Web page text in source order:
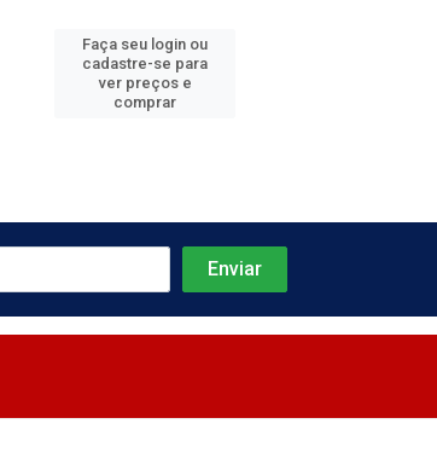
Faça seu login ou
cadastre-se para
ver preços e
comprar